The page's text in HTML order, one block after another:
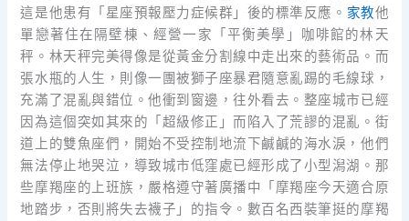
這是他患有「星座預報壓力症候群」後的標準反應。 家教他
單戀著住在隔壁棟、經營一家「平衡美學」咖啡館的林天
秤。林天秤完美得像是從黃金分割線中走出來的藝術品。而
張水瓶的人生，則像一團被獅子座暴君隨意亂踢的毛線球，
充滿了混亂與錯位。他衝到窗邊，往外看去。整座城市已經
因為這個突如其來的「超級修正」而陷入了荒謬的混亂。街
道上的雙魚座們，開始不受控制地流下鹹鹹的海水淚，他們
無法停止地哭泣，導致城市低窪處已經形成了小型潟湖。那
些摩羯座的上班族，嚴格遵守著廣播中「摩羯座今天適合原
地踏步，否則將失去襪子」的指令。數百名西裝筆挺的摩羯